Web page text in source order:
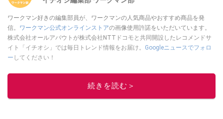
ワークマン好きの編集部員が、ワークマンの人気商品やおすすめ商品を発
信。 ワークマン公式オンラインストアの画像使用許諾をいただいています。
株式会社オールアバウトが株式会社NTTドコモと共同開設したレコメンドサ
イト「イチオシ」では毎日トレンド情報をお届け。 Googleニュースでフォロ
ー してください！
このイチオシストの他の記事を読む
続きを読む＞